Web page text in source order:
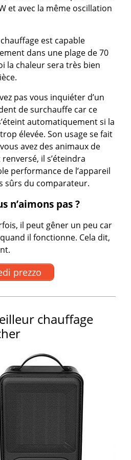
et avec la même oscillation
est capable
dans une plage de 70
la chaleur sera très bien
pas vous inquiéter d’un
de surchauffe car ce
automatiquement si la
élevée. Son usage se fait
avez des animaux de
il s’éteindra
performance de l’appareil
sûrs du comparateur.
n’aimons pas ?
il peut gêner un peu car
il fonctionne. Cela dit,
prezzo
chauffage